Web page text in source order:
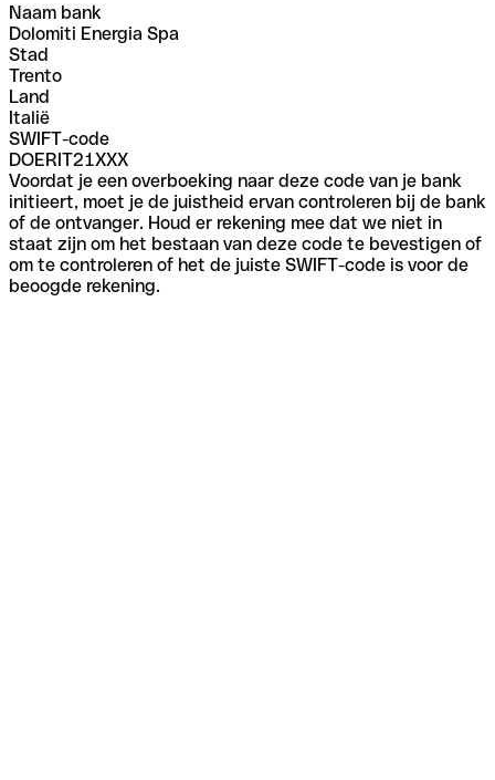
Naam bank
Dolomiti Energia Spa
Stad
Trento
Land
Italië
SWIFT-code
DOERIT21XXX
Voordat je een overboeking naar deze code van je bank
initieert, moet je de juistheid ervan controleren bij de bank
of de ontvanger. Houd er rekening mee dat we niet in
staat zijn om het bestaan van deze code te bevestigen of
om te controleren of het de juiste SWIFT-code is voor de
beoogde rekening.